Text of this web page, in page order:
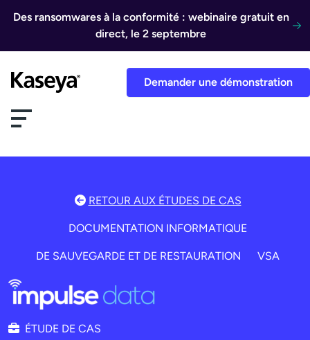
Des ransomwares à la conformité : webinaire gratuit en
direct, le 2 septembre
Demander une démonstration
RETOUR AUX ÉTUDES DE CAS
DOCUMENTATION INFORMATIQUE
DE SAUVEGARDE ET DE RESTAURATION VSA
ÉTUDE DE CAS